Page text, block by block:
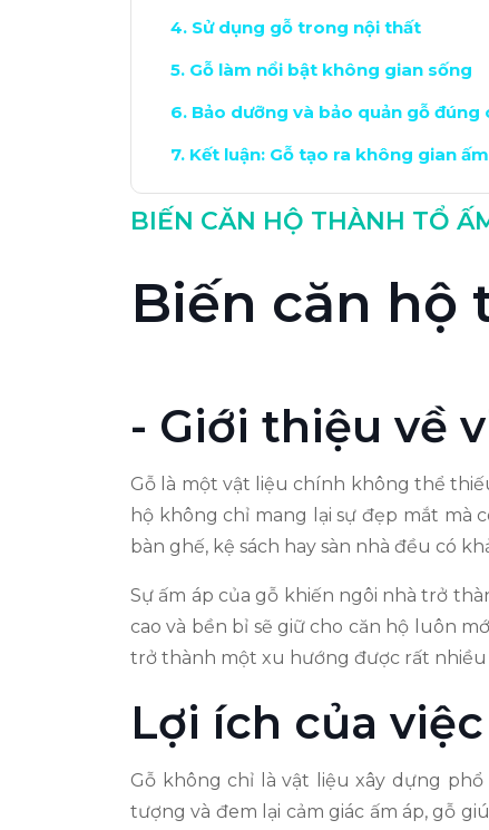
Sử dụng gỗ trong nội thất
Gỗ làm nổi bật không gian sống
Bảo dưỡng và bảo quản gỗ đúng
Kết luận: Gỗ tạo ra không gian
BIẾN CĂN HỘ THÀNH TỔ
Biến căn hộ
- Giới thiệu về
Gỗ là một vật liệu chính không thể
hộ không chỉ mang lại sự đẹp mắt mà
bàn ghế, kệ sách hay sàn nhà đều có
Sự ấm áp của gỗ khiến ngôi nhà trở
cao và bền bỉ sẽ giữ cho căn hộ luôn
trở thành một xu hướng được rất
Lợi ích của
Gỗ không chỉ là vật liệu xây dựng
tượng và đem lại cảm giác ấm áp, gỗ